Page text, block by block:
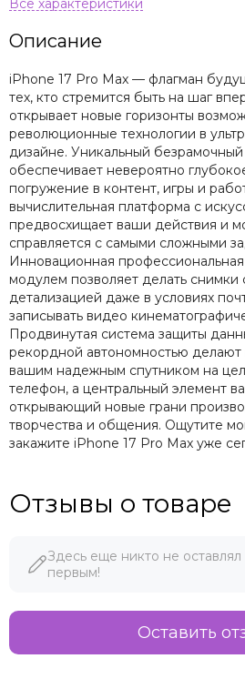
Описание
iPhone 17 Pro Max — флагман
тех, кто стремится быть на шаг
открывает новые горизонты
революционные технологии в
дизайне. Уникальный
обеспечивает невероятно
погружение в контент, игры и
вычислительная платформа с
предвосхищает ваши действия и
справляется с самыми сложными
Инновационная
модулем позволяет делать
детализацией даже в условиях
записывать видео
Продвинутая система защиты
рекордной автономностью делают
вашим надежным спутником на
телефон, а центральный элемент
открывающий новые грани
творчества и общения. Ощутите
закажите iPhone 17 Pro Max уже
Отзывы о товаре
Здесь еще никто не оставлял
первым!
Оставить